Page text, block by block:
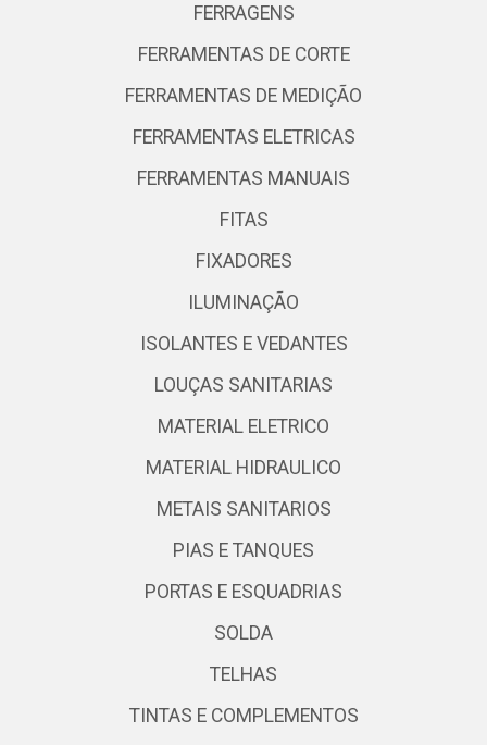
FERRAGENS
FERRAMENTAS DE CORTE
FERRAMENTAS DE MEDIÇÃO
FERRAMENTAS ELETRICAS
FERRAMENTAS MANUAIS
FITAS
FIXADORES
ILUMINAÇÃO
ISOLANTES E VEDANTES
LOUÇAS SANITARIAS
MATERIAL ELETRICO
MATERIAL HIDRAULICO
METAIS SANITARIOS
PIAS E TANQUES
PORTAS E ESQUADRIAS
SOLDA
TELHAS
TINTAS E COMPLEMENTOS